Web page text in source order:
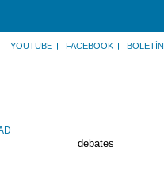
YOUTUBE FACEBOOK BOLETÍN